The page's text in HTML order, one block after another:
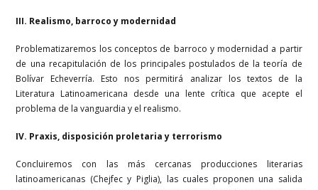
III. Realismo, barroco y modernidad
Problematizaremos los conceptos de barroco y modernidad a partir
de una recapitulación de los principales postulados de la teoría de
Bolívar Echeverría. Esto nos permitirá analizar los textos de la
Literatura Latinoamericana desde una lente crítica que acepte el
problema de la vanguardia y el realismo.
IV. Praxis, disposición proletaria y terrorismo
Concluiremos con las más cercanas producciones literarias
latinoamericanas (Chejfec y Piglia), las cuales proponen una salida